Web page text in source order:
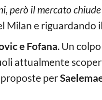
però il mercato
Milan e riguardando
e Fofana. Un
attualmente
per